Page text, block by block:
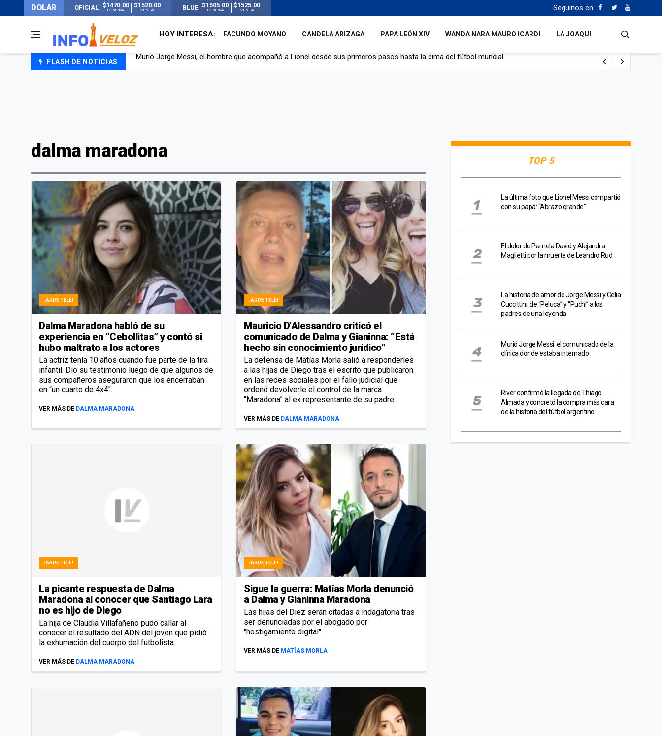
DOLAR OFICIAL $1470.00
COMPRA
$1520.00
VENTA BLUE $1505.00
COMPRA
$1525.00
VENTA Seguinos en
HOY INTERESA: FACUNDO MOYANO CANDELA ARIZAGA PAPA LEÓN XIV WANDA NARA MAURO ICARDI LA JOAQUI
FLASH DE NOTICIAS
Los mensajes de Newell’s y el resto del mundo del fútbol tras la muerte de Jorge Messi
dalma maradona
¡ARDE TELE!
Dalma Maradona habló de su
experiencia en “Cebollitas” y contó si
hubo maltrato a los actores
La actriz tenía 10 años cuando fue parte de la tira
infantil. Dio su testimonio luego de que algunos de
sus compañeros aseguraron que los encerraban
en “un cuarto de 4x4″.
VER MÁS DE DALMA MARADONA
¡ARDE TELE!
Mauricio D’Alessandro criticó el
comunicado de Dalma y Gianinna: “Está
hecho sin conocimiento jurídico”
La defensa de Matías Morla salió a responderles
a las hijas de Diego tras el escrito que publicaron
en las redes sociales por el fallo judicial que
ordenó devolverle el control de la marca
“Maradona” al ex representante de su padre.
VER MÁS DE DALMA MARADONA
¡ARDE TELE!
La picante respuesta de Dalma
Maradona al conocer que Santiago Lara
no es hijo de Diego
La hija de Claudia Villafañeno pudo callar al
conocer el resultado del ADN del joven que pidió
la exhumación del cuerpo del futbolista.
VER MÁS DE DALMA MARADONA
¡ARDE TELE!
Sigue la guerra: Matías Morla denunció
a Dalma y Gianinna Maradona
Las hijas del Diez serán citadas a indagatoria tras
ser denunciadas por el abogado por
"hostigamiento digital".
VER MÁS DE MATÍAS MORLA
TOP 5
La última foto que Lionel Messi compartió
con su papá: “Abrazo grande”
El dolor de Pamela David y Alejandra
Maglietti por la muerte de Leandro Rud
La historia de amor de Jorge Messi y Celia
Cuccittini: de “Peluca” y “Puchi” a los
padres de una leyenda
Murió Jorge Messi: el comunicado de la
clínica donde estaba internado
River confirmó la llegada de Thiago
Almada y concretó la compra más cara
de la historia del fútbol argentino